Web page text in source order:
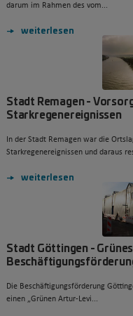
darum im Rahmen des vom...
weiterlesen
Stadt Remagen -
Starkregenereignissen
In der Stadt Remagen war die
Starkregenereignissen und daraus
weiterlesen
Stadt Göttingen -
Die Beschäftigungsförderung
einen „Grünen Artur-Levi...